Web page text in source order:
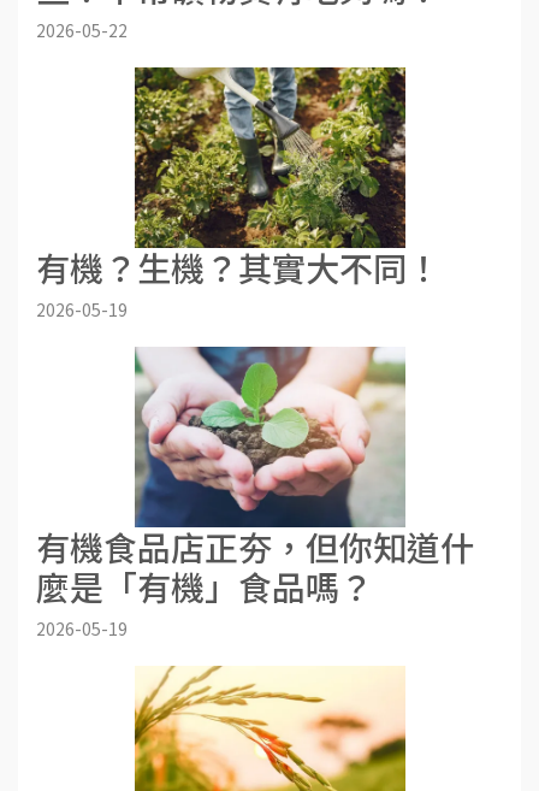
2026-05-22
有機？生機？其實大不同！
2026-05-19
有機食品店正夯，但你知道什
麼是「有機」食品嗎？
2026-05-19